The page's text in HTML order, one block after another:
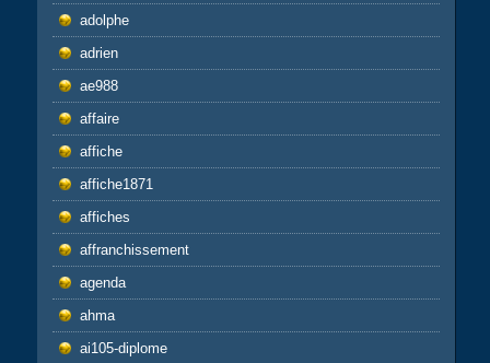
adolphe
adrien
ae988
affaire
affiche
affiche1871
affiches
affranchissement
agenda
ahma
ai105-diplome